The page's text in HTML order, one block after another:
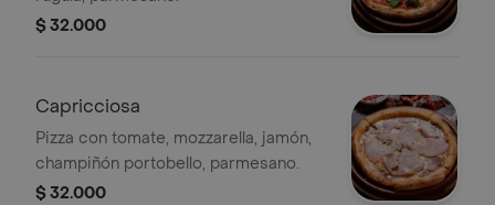
$ 32.000
Capricciosa
Pizza con tomate, mozzarella, jamón,
champiñón portobello, parmesano.
$ 32.000